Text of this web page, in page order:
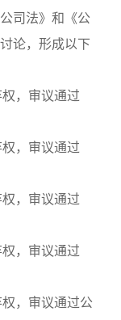
司法》和《公
论，形成以下
，审议通过
，审议通过
，审议通过
，审议通过
，审议通过公